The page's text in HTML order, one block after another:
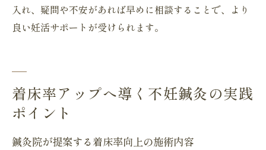
入れ、疑問や不安があれば早めに相談することで、より
良い妊活サポートが受けられます。
着床率アップへ導く不妊鍼灸の実践
ポイント
鍼灸院が提案する着床率向上の施術内容